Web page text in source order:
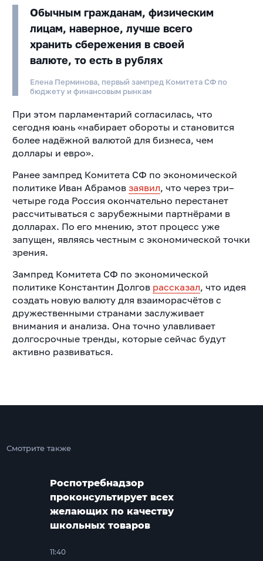
Обычным гражданам, физическим
лицам, наверное, лучше всего
хранить сбережения в своей
валюте, то есть в рублях
Елена Перминова, первый зампред Комитета СФ по
бюджету и финансовым рынкам
При этом парламентарий согласилась, что
сегодня юань «набирает обороты и становится
более надёжной валютой для бизнеса, чем
доллары и евро».
Ранее зампред Комитета СФ по экономической
политике Иван Абрамов заявил, что через три–
четыре года Россия окончательно перестанет
рассчитываться с зарубежными партнёрами в
долларах. По его мнению, этот процесс уже
запущен, являясь честным с экономической точки
зрения.
Зампред Комитета СФ по экономической
политике Константин Долгов рассказал, что идея
создать новую валюту для взаиморасчётов с
дружественными странами заслуживает
внимания и анализа. Она точно улавливает
долгосрочные тренды, которые сейчас будут
активно развиваться.
Смотрите также
Роспотребнадзор
проконсультирует всех
желающих по качеству
школьных товаров
11:40